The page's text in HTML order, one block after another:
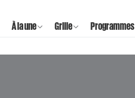
À la une Grille Programmes